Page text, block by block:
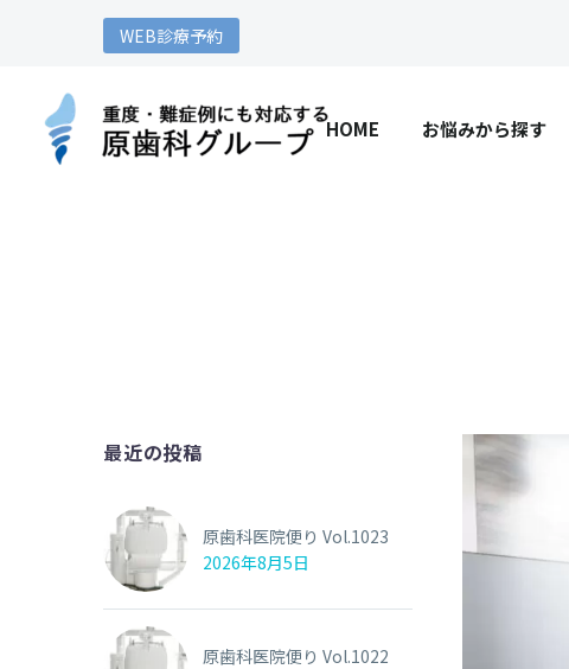
WEB診療予約
HOME お悩みから探す
最近の投稿
原歯科医院便り Vol.1023
2026年8月5日
原歯科医院便り Vol.1022